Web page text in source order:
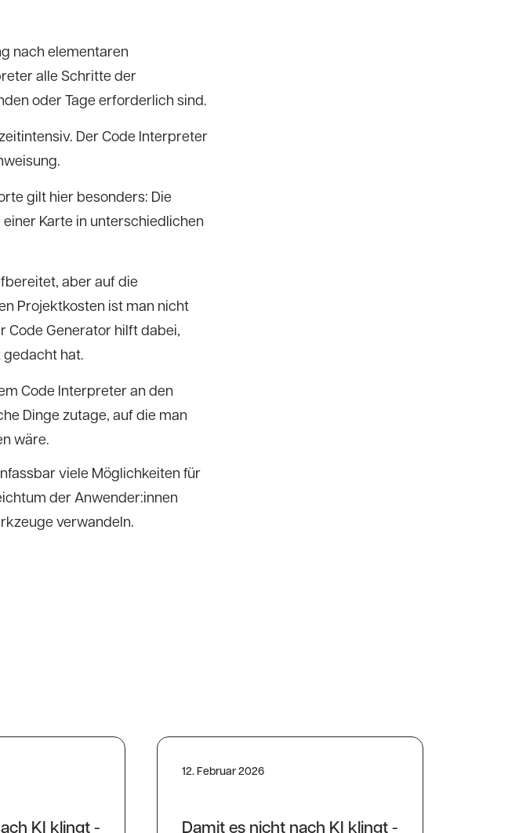
nach elementaren
alle Schritte der
oder Tage erforderlich sind.
Der Code Interpreter
gilt hier besonders: Die
Karte in unterschiedlichen
aber auf die
Projektkosten ist man nicht
Code Generator hilft dabei,
gedacht hat.
Code Interpreter an den
Dinge zutage, auf die man
wäre.
viele Möglichkeiten für
der Anwender:innen
verwandeln.
KI klingt -
12. Februar 2026
Damit es nicht nach KI klingt -